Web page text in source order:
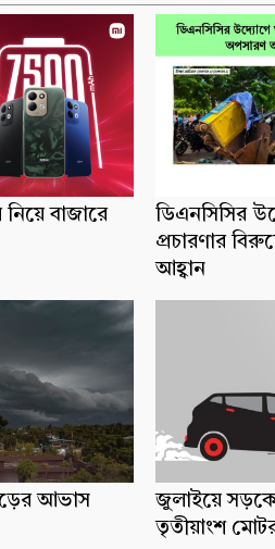
বাজারে
ডিএনসিসির
প্রচারণার
আহ্বান
আভাস
জুলাইয়ে
তৃতীয়াংশ